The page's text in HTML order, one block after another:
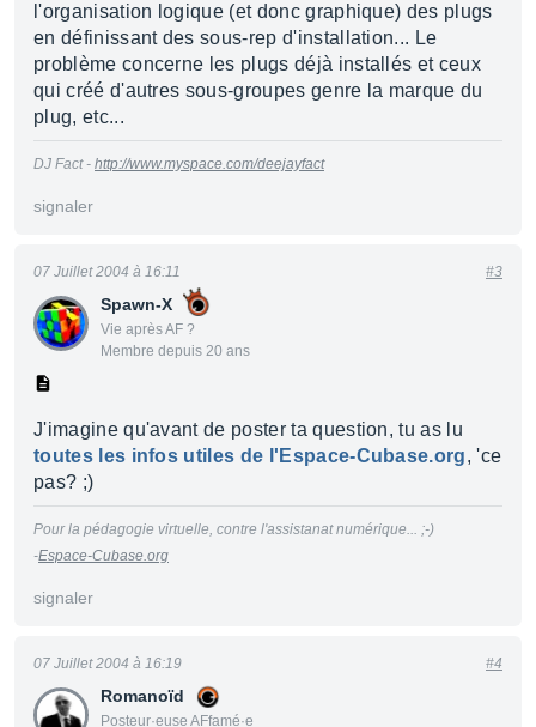
l'organisation logique (et donc graphique) des plugs
en définissant des sous-rep d'installation... Le
problème concerne les plugs déjà installés et ceux
qui créé d'autres sous-groupes genre la marque du
plug, etc...
DJ Fact - http://www.myspace.com/deejayfact
signaler
Spawn-X
Vie après AF ?
Membre depuis 20 ans
07 Juillet 2004 à 16:11 #3
J'imagine qu'avant de poster ta question, tu as lu
toutes les infos utiles de l'Espace-Cubase.org, 'ce
pas? ;)
Pour la pédagogie virtuelle, contre l'assistanat numérique... ;-)
-Espace-Cubase.org
signaler
Romanoïd
Posteur·euse AFfamé·e
07 Juillet 2004 à 16:19 #4